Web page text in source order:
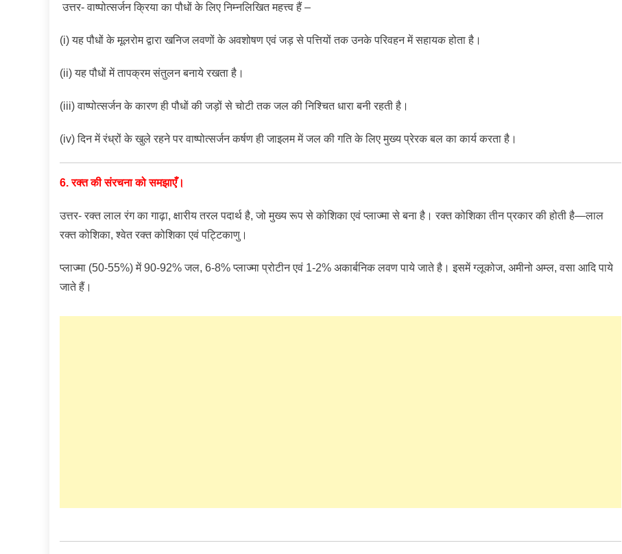
उत्तर- वाष्पोत्सर्जन क्रिया का पौधों के लिए निम्नलिखित महत्त्व हैं –
(i) यह पौधों के मूलरोम द्वारा खनिज लवणों के अवशोषण एवं जड़ सेपत्तियों तक उनके परिवहन में सहायक होता है।
(ii) यह पौधों में तापक्रम संतुलन बनाये रखता है।
(iii) वाष्पोत्सर्जन के कारण ही पौधों की जड़ों से चोटी तक जल की निश्चितधारा बनी रहती है।
(iv) दिन में रंध्रों के खुले रहने पर वाष्पोत्सर्जन कर्षण ही जाइलम में जलकी गति के लिए मुख्य प्रेरक बल का कार्य करता है।
6. रक्त की संरचना को समझाएँ।
उत्तर-रक्त लाल रंग का गाढ़ा, क्षारीय तरल पदार्थ है, जो मुख्य रूप से कोशिका एवं प्लाज्मा से बना है। रक्त कोशिका तीन प्रकार की होती है—लाल
रक्त कोशिका, श्वेत रक्त कोशिका एवं पट्टिकाणु।
प्लाज्मा (50-55%) में 90-92% जल, 6-8% प्लाज्मा प्रोटीन एवं 1-2% अकार्बनिक लवण पाये जाते है। इसमें ग्लूकोज, अमीनो अम्ल, वसा आदि पाये
जाते हैं।